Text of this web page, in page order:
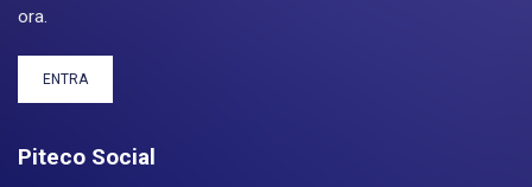
ora.
ENTRA
Piteco Social